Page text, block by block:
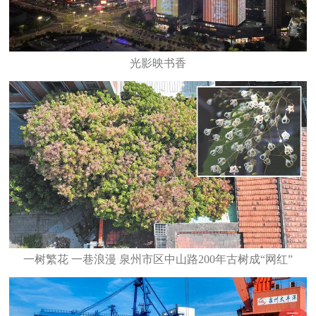
光影映书香
一树繁花 一巷浪漫 泉州市区中山路200年古树成“网红”